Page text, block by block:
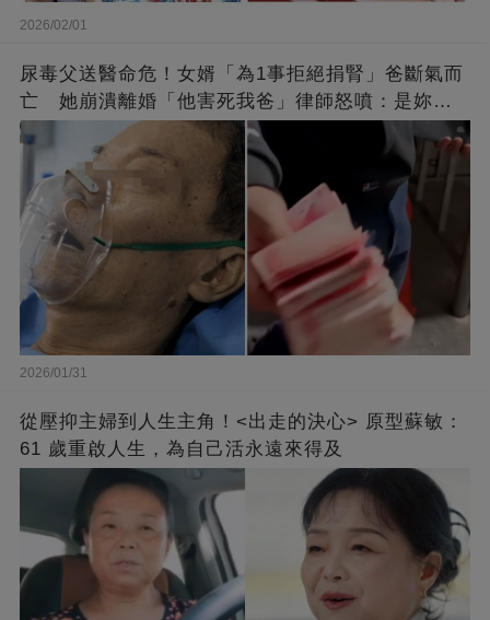
2026/02/01
尿毒父送醫命危！女婿「為1事拒絕捐腎」爸斷氣而
亡 她崩潰離婚「他害死我爸」律師怒噴：是妳太
過分
2026/01/31
從壓抑主婦到人生主角！<出走的決心> 原型蘇敏：
61 歲重啟人生，為自己活永遠來得及